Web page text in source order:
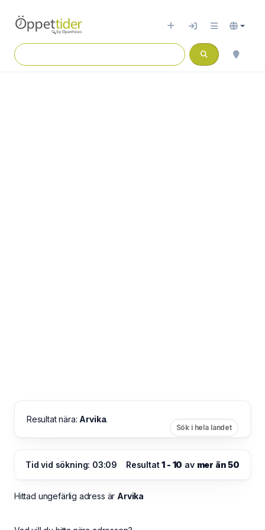
Resultat nära: Arvika.
Sök i hela landet
Tid vid sökning: 03:09 Resultat1 - 10 av mer än 50
Hittad ungefärlig adress är Arvika